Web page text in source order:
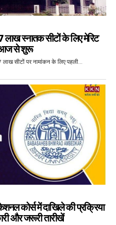
लाख स्नातक सीटों के लिए मेरिट
आज से शुरू
लाख सीटों पर नामांकन के लिए पहली...
कोर्स में दाखिले की प्रक्रिया
और जरूरी तारीखें